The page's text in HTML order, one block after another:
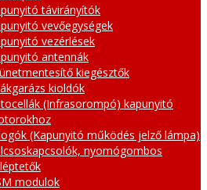
távirányítók
vevőegységek
vezérlések
antennák
kiegésztők
kioldók
(Infrasorompó) kapunyitó
(Kapunyitó működés jelző lámpa)
nyomógombos
modulok